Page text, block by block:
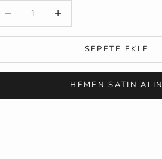
SEPETE EKLE
HEMEN SATIN ALIN